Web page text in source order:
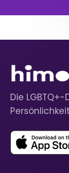
Die